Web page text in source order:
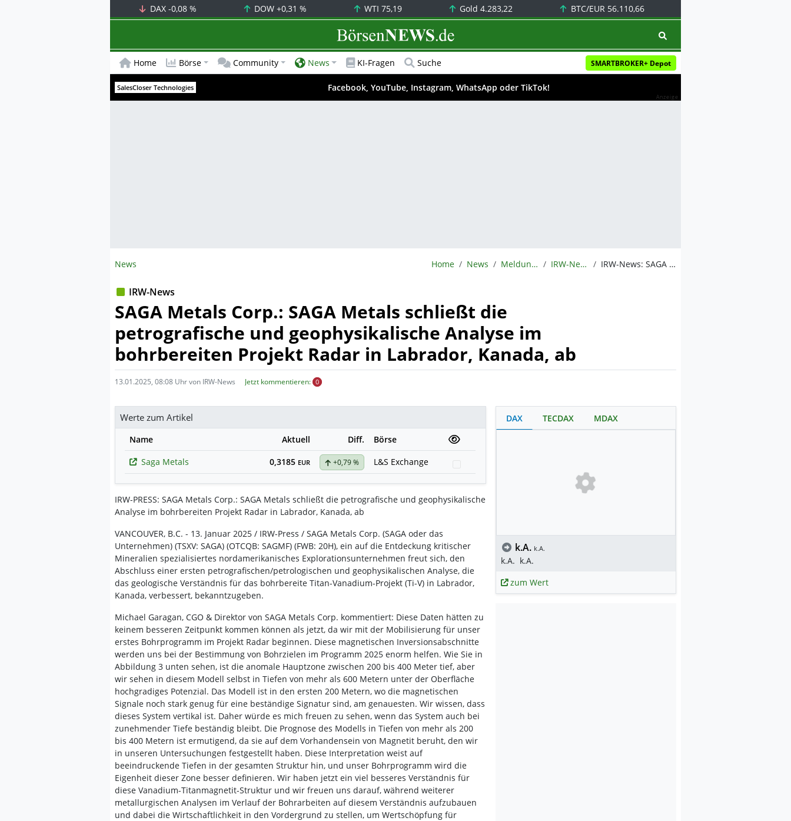
DAX -0,08 % DOW+0,31 % WTI75,19 Gold4.283,22 BTC/EUR 56.110,66
BörsenNEWS.de
Home Börse Community News KI-Fragen Suche SMARTBROKER+ Depot
SalesCloser Technologies Facebook, YouTube, Instagram, WhatsApp oder TikTok!
Anzeige
News BörsenNEWS.de
Home News Meldungen IRW-News IRW-News: SAGA Metals Corp.: SAGA Metals schließt die petrografische und geophysikalische Analyse im bohrbereiten Projekt Radar in Labrador, Kanada, ab
IRW-News
SAGA Metals Corp.: SAGA Metals schließt die
petrografische und geophysikalische Analyse im
bohrbereiten Projekt Radar in Labrador, Kanada, ab
13.01.2025, 08:08 Uhr von IRW-News Jetzt kommentieren: 0
Werte zum Artikel
Name Aktuell Diff.
Börse
Saga Metals
0,3185 EUR +0,79 % L&S Exchange
IRW-PRESS: SAGA Metals Corp.: SAGA Metals schließt die petrografische und geophysikalische
Analyse im bohrbereiten Projekt Radar in Labrador, Kanada, ab
VANCOUVER, B.C. - 13. Januar 2025 / IRW-Press / SAGA Metals Corp. (SAGA oder das
Unternehmen) (TSXV: SAGA) (OTCQB: SAGMF) (FWB: 20H), ein auf die Entdeckung kritischer
Mineralien spezialisiertes nordamerikanisches Explorationsunternehmen freut sich, den
Abschluss einer ersten petrografischen/petrologischen und geophysikalischen Analyse, die
das geologische Verständnis für das bohrbereite Titan-Vanadium-Projekt (Ti-V) in Labrador,
Kanada, verbessert, bekanntzugeben.
Michael Garagan, CGO & Direktor von SAGA Metals Corp. kommentiert: Diese Daten hätten zu
keinem besseren Zeitpunkt kommen können als jetzt, da wir mit der Mobilisierung für unser
erstes Bohrprogramm im Projekt Radar beginnen. Diese magnetischen Inversionsabschnitte
werden uns bei der Bestimmung von Bohrzielen im Programm 2025 enorm helfen. Wie Sie in
Abbildung 3 unten sehen, ist die anomale Hauptzone zwischen 200 bis 400 Meter tief, aber
wir sehen in diesem Modell selbst in Tiefen von mehr als 600 Metern unter der Oberfläche
hochgradiges Potenzial. Das Modell ist in den ersten 200 Metern, wo die magnetischen
Signale noch stark genug für eine beständige Signatur sind, am genauesten. Wir wissen, dass
dieses System vertikal ist. Daher würde es mich freuen zu sehen, wenn das System auch bei
zunehmender Tiefe beständig bleibt. Die Prognose des Modells in Tiefen von mehr als 200
bis 400 Metern ist ermutigend, da sie auf dem Vorhandensein von Magnetit beruht, den wir
in unseren Untersuchungen festgestellt haben. Diese Interpretation weist auf
beeindruckende Tiefen in der gesamten Struktur hin, und unser Bohrprogramm wird die
Eigenheit dieser Zone besser definieren. Wir haben jetzt ein viel besseres Verständnis für
diese Vanadium-Titanmagnetit-Struktur und wir freuen uns darauf, während weiterer
metallurgischen Analysen im Verlauf der Bohrarbeiten auf diesem Verständnis aufzubauen
und dabei die Wirtschaftlichkeit in den Vordergrund zu stellen, um Wertschöpfung für
DAX TECDAX MDAX
k.A. k.A.
k.A. k.A.
zum Wert